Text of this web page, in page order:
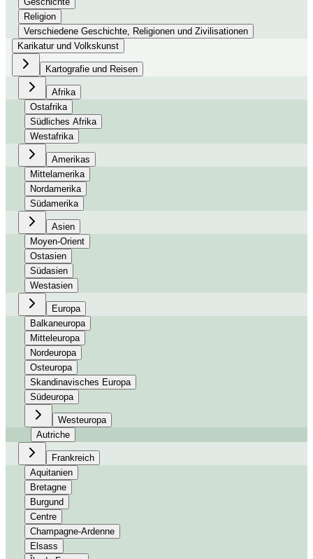
Religion
Verschiedene Geschichte, Religionen und Zivilisationen
Karikatur und Volkskunst
Kartografie und Reisen
Afrika
Ostafrika
Südliches Afrika
Westafrika
Amerikas
Mittelamerika
Nordamerika
Südamerika
Asien
Moyen-Orient
Ostasien
Südasien
Westasien
Europa
Balkaneuropa
Mitteleuropa
Nordeuropa
Osteuropa
Skandinavisches Europa
Südeuropa
Westeuropa
Autriche
Frankreich
Aquitanien
Bretagne
Burgund
Centre
Champagne-Ardenne
Elsass